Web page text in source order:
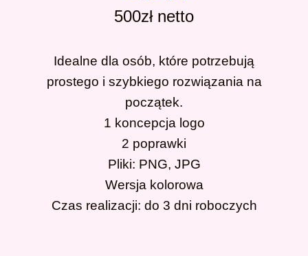
500zł netto
Idealne dla osób, które potrzebują
prostego i szybkiego rozwiązania na
początek.
1 koncepcja logo
2 poprawki
Pliki: PNG, JPG
Wersja kolorowa
Czas realizacji: do 3 dni roboczych